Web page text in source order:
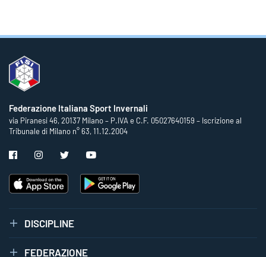
Federazione Italiana Sport Invernali
via Piranesi 46, 20137 Milano – P.IVA e C.F. 05027640159 – Iscrizione al
Tribunale di Milano n° 63, 11.12.2004
DISCIPLINE
FEDERAZIONE